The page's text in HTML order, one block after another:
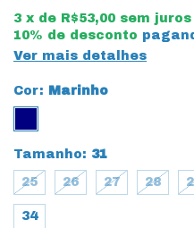
3 x de R$53,00 sem juros
10% de desconto
Ver mais detalhes
Cor: Marinho
Tamanho: 31
25 26 27 28
34